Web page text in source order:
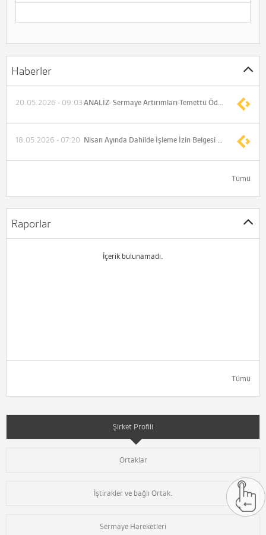
Haberler
ANALİZ- Sermaye Artırımları-Temettü Ödemeleri (İş Yatırım)
20.05.2026 - 09:03
Nisan Ayında Dahilde İşleme İzin Belgesi Alan Borsa İstanbul Şirketleri
18.05.2026 - 07:20
Tümü
Raporlar
İçerik bulunamadı.
Tümü
Şirket Profili
Ortaklar
İştirakler ve bağlı Ortak.
Sermaye Hareketleri